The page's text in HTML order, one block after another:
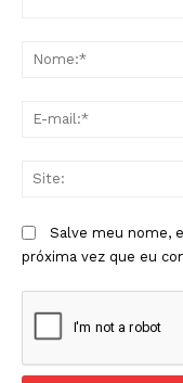
Salve meu nome,
próxima vez que eu